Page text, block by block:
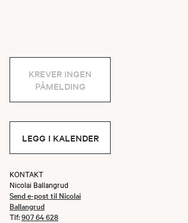
KREVER INGEN
PÅMELDING
LEGG I KALENDER
KONTAKT
Nicolai Ballangrud
Send e-post til Nicolai
Ballangrud
Tlf:907 64 628